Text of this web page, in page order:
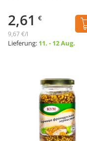
2,61 €
9,67 €/l
Lieferung: 11. - 12 Aug.